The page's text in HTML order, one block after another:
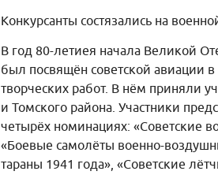
Конкурсанты состязались на
В год 80-летиея начала Великой
был посвящён советской авиации
творческих работ. В нём приняли
и Томского района. Участники
четырёх номинациях: «Советские
«Боевые самолёты военно-
тараны 1941 года», «Советские